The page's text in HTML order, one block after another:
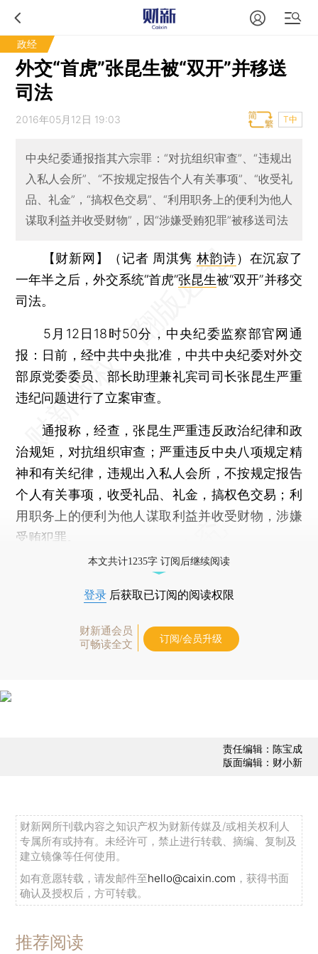
政经
外交“首虎”张昆生被“双开”并移送
司法
2016年05月12日 19:03 T中
中央纪委通报指其六宗罪：“对抗组织审查”、“违规出
入私人会所”、“不按规定报告个人有关事项”、“收受礼
品、礼金”，“搞权色交易”、“利用职务上的便利为他人
谋取利益并收受财物”，因“涉嫌受贿犯罪”被移送司法
【财新网】（记者 周淇隽 林韵诗） 在沉寂了
一年半之后，外交系统“首虎”张昆生被“双开”并移交
司法。
5月12日18时50分，中央纪委监察部官网通
报：日前，经中共中央批准，中共中央纪委对外交
部原党委委员、部长助理兼礼宾司司长张昆生严重
违纪问题进行了立案审查。
通报称，经查，张昆生严重违反政治纪律和政
治规矩，对抗组织审查；严重违反中央八项规定精
神和有关纪律，违规出入私人会所，不按规定报告
个人有关事项，收受礼品、礼金，搞权色交易；利
用职务上的便利为他人谋取利益并收受财物，涉嫌
受贿犯罪。
本文共计1235字 订阅后继续阅读
登录 后获取已订阅的阅读权限
财新通会员
可畅读全文
订阅/会员升级
责任编辑：陈宝成
版面编辑：财小新
财新网所刊载内容之知识产权为财新传媒及/或相关权利人
专属所有或持有。未经许可，禁止进行转载、摘编、复制及
建立镜像等任何使用。
如有意愿转载，请发邮件至hello@caixin.com ，获得书面
确认及授权后，方可转载。
推荐阅读